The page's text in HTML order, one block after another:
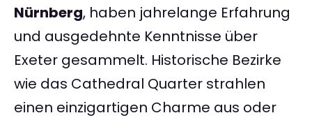
Nürnberg, haben jahrelange Erfahrung
und ausgedehnte Kenntnisse über
Exeter gesammelt. Historische Bezirke
wie das Cathedral Quarter strahlen
einen einzigartigen Charme aus oder